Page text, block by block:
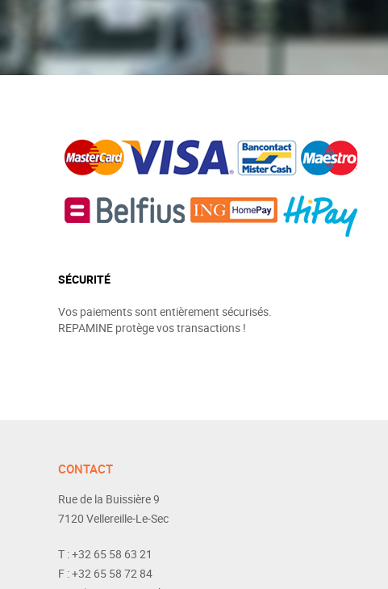
SÉCURITÉ
Vos paiements sont entièrement sécurisés.
REPAMINE protège vos transactions !
CONTACT
Rue de la Buissière 9
7120 Vellereille-Le-Sec
T :+32 65 58 63 21
F :+32 65 58 72 84